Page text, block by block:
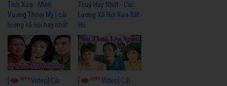
Tình Xưa - Minh
Vương Thoại Mỹ | cải
lương xã hội hay nhất
Thuỷ Hay Nhất - Cải
Lương Xã Hội Xưa Bất
Hủ
6976Video] Cải
6393Video] Cải